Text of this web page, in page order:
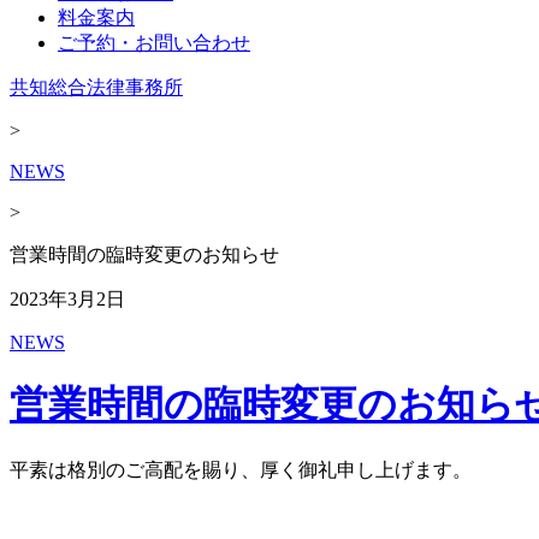
料金案内
ご予約・お問い合わせ
共知総合法律事務所
>
NEWS
>
営業時間の臨時変更のお知らせ
2023年3月2日
NEWS
営業時間の臨時変更のお知ら
平素は格別のご高配を賜り、厚く御礼申し上げます。